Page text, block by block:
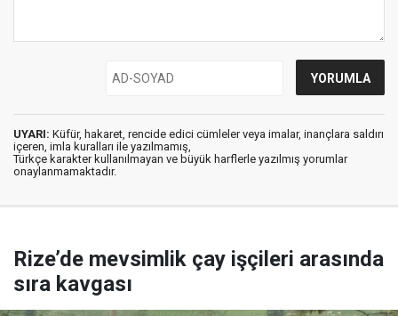
UYARI: Küfür, hakaret, rencide edici cümleler veya imalar, inançlara saldırı
içeren, imla kuralları ile yazılmamış,
Türkçe karakter kullanılmayan ve büyük harflerle yazılmış yorumlar
onaylanmamaktadır.
Rize’de mevsimlik çay işçileri arasında
sıra kavgası